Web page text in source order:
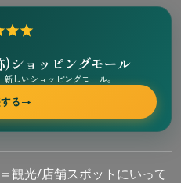
)ショッピングモール
しいショッピングモール。
る→
観光/店舗スポットにいって